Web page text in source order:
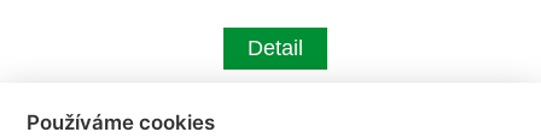
Detail
Používáme cookies